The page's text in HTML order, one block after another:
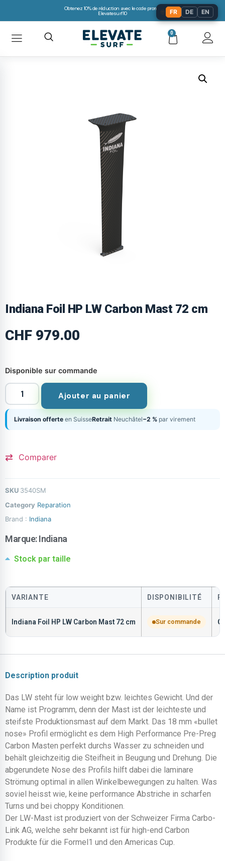
Obtenez 10% de réduction avec le code promo:
Elevatesurf10
0
Indiana Foil HP LW Carbon Mast 72 cm
CHF 979.00
Disponible sur commande
Ajouter au panier
Livraison offerte en SuisseRetrait Neuchâtel−2 % par virement
Comparer
SKU 3540SM
Category Reparation
Brand : Indiana
Marque:Indiana
Stock par taille
VARIANTE DISPONIBILITÉ
Indiana Foil HP LW Carbon Mast 72 cm Sur commande
Description produit
Das LW steht für low weight bzw. leichtes Gewicht. Und der
Name ist Programm, denn der Mast ist der leichteste und
steifste Produktionsmast auf dem Markt. Das 18 mm «bullet
nose» Profil ermöglicht es dem High Performance Pre-Preg
Carbon Masten perfekt durchs Wasser zu schneiden und
behält gleichzeitig die Steifheit in Beugung und Drehung. Die
abgerundete Nose des Profils hilft dabei die laminare
Strömung optimal in allen Winkelbewegungen zu halten. Was
soviel heisst wie, keine performance Abstriche in scharfen
Turns und bei choppy Konditionen.
Der LW-Mast ist produziert von der Schweizer Firma Carbo-
Link AG, welche sehr bekannt ist für high-end Carbon
Produkte für die Formel1 und den Americas Cup.
FR DE EN